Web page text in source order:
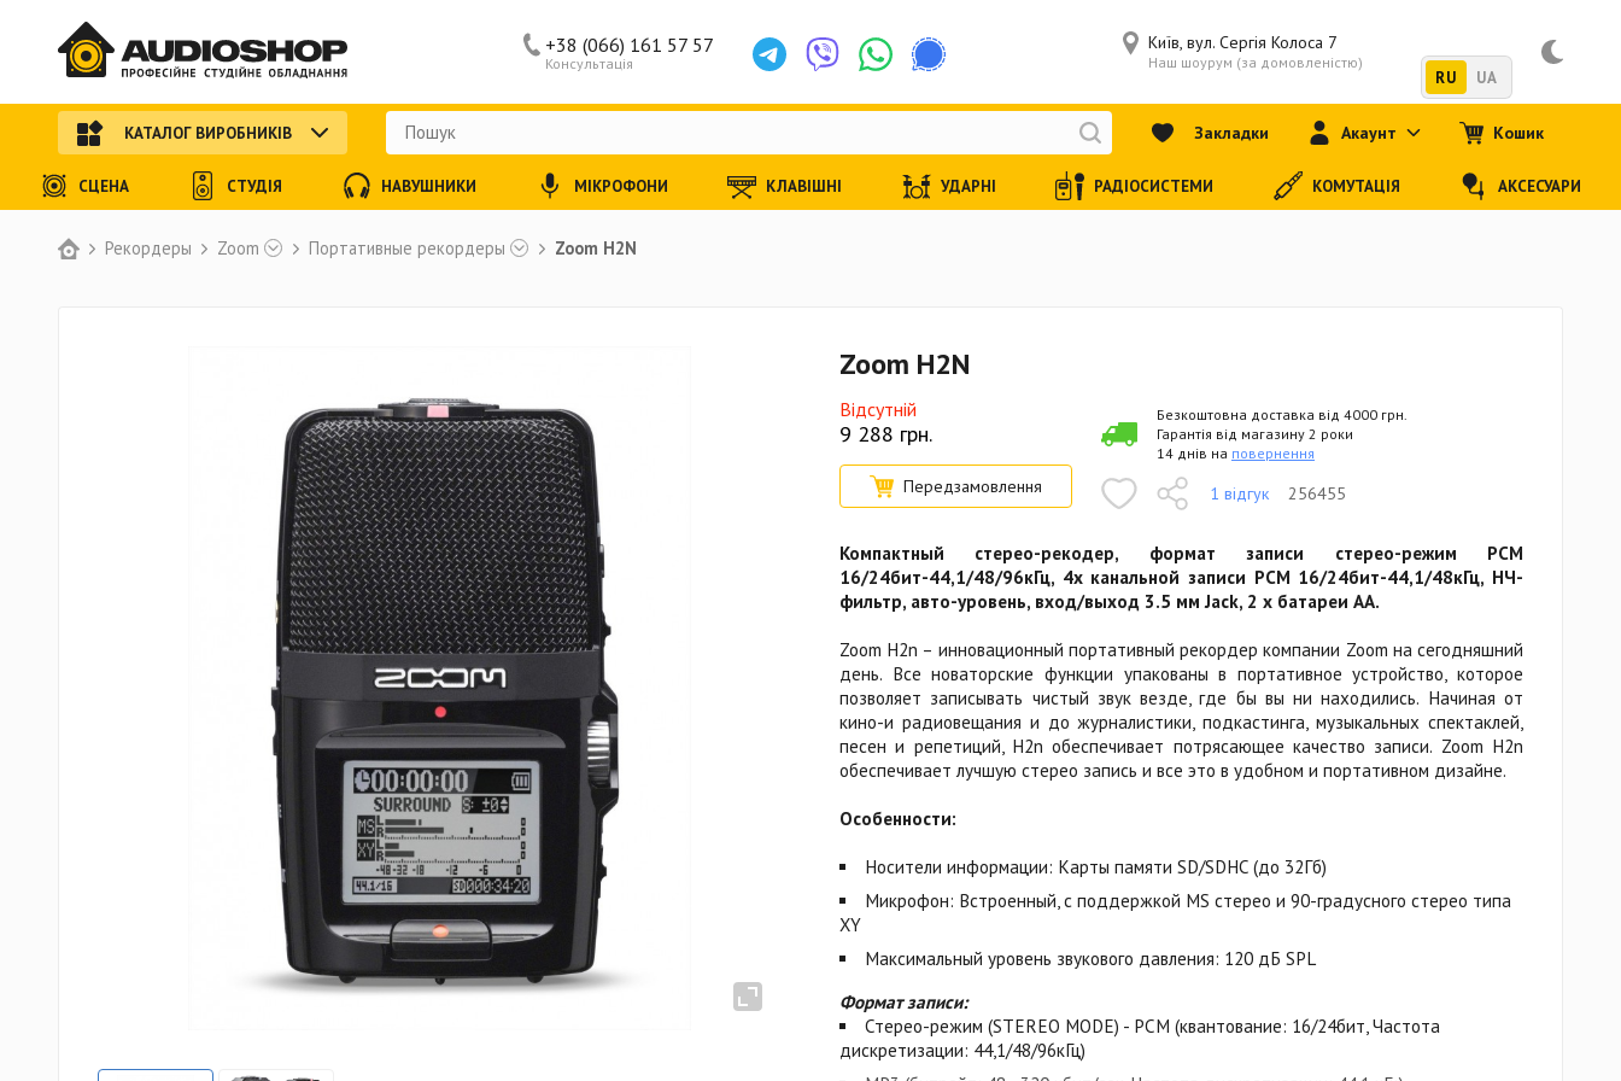
Рекордеры Zoom Портативные рекордеры Zoom H2N
Zoom H2N
Відсутній
9 288 грн.
Передзамовлення 1 відгук 256455
Безкоштовна доставка від 4000 грн.
Гарантія від магазину 2 роки
14 днів на повернення
Компактный стерео-рекодер, формат записи стерео-режим PCM
16/24бит-44,1/48/96кГц, 4х канальной записи PCM 16/24бит-44,1/48кГц, НЧ-
фильтр, авто-уровень, вход/выход 3.5 мм Jack, 2 х батареи АА.
Zoom H2n – инновационный портативный рекордер компании Zoom на сегодняшний
день. Все новаторские функции упакованы в портативное устройство, которое
позволяет записывать чистый звук везде, где бы вы ни находились. Начиная от
кино-и радиовещания и до журналистики, подкастинга, музыкальных спектаклей,
песен и репетиций, Н2n обеспечивает потрясающее качество записи. Zoom H2n
обеспечивает лучшую стерео запись и все это в удобном и портативном дизайне.
Особенности:
Носители информации: Карты памяти SD/SDHC (до 32Гб)
Микрофон: Встроенный, с поддержкой MS стерео и 90-градусного стерео типа
XY
Максимальный уровень звукового давления: 120 дБ SPL
Формат записи:
Стерео-режим (STEREO MODE) - PCM (квантование: 16/24бит, Частота
дискретизации: 44,1/48/96кГц)
Консультація
+38 (066) 161 57 57 Київ, вул. Сергія Колоса 7
Наш шоурум (за домовленістю)
RU UA
КАТАЛОГ ВИРОБНИКІВ Закладки Акаунт Кошик
СЦЕНА СТУДІЯ НАВУШНИКИ МІКРОФОНИ КЛАВІШНІ УДАРНІ РАДІОСИСТЕМИ КОМУТАЦІЯ АКСЕСУАРИ